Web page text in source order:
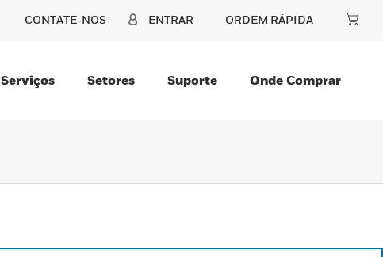
CONTATE-NOS ENTRAR ORDEM RÁPIDA
Serviços Setores Suporte Onde Comprar